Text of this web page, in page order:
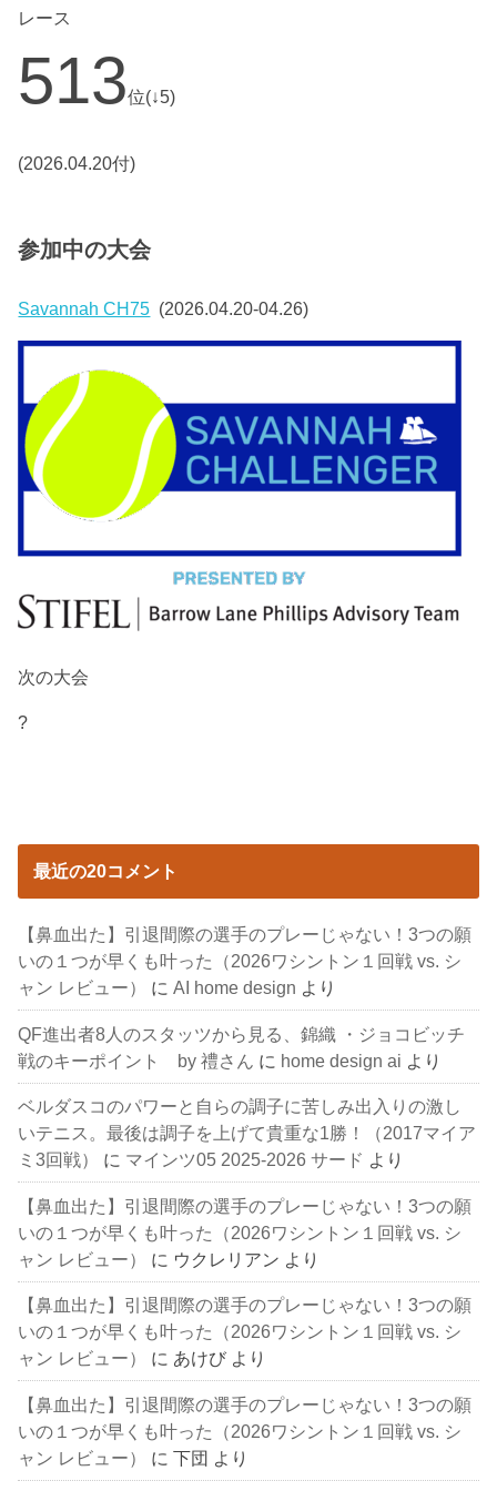
レース
513位(↓5)
(2026.04.20付)
参加中の大会
Savannah CH75 (2026.04.20-04.26)
次の大会
?
最近の20コメント
【鼻血出た】引退間際の選手のプレーじゃない！3つの願
いの１つが早くも叶った（2026ワシントン１回戦 vs. シ
ャン レビュー）
にAI home design より
QF進出者8人のスタッツから見る、錦織 ・ジョコビッチ
戦のキーポイント by 禮さん に home design ai より
ベルダスコのパワーと自らの調子に苦しみ出入りの激し
いテニス。最後は調子を上げて貴重な1勝！（2017マイア
ミ3回戦）
に マインツ05 2025-2026 サード より
【鼻血出た】引退間際の選手のプレーじゃない！3つの願
いの１つが早くも叶った（2026ワシントン１回戦 vs. シ
ャン レビュー）
に ウクレリアン より
【鼻血出た】引退間際の選手のプレーじゃない！3つの願
いの１つが早くも叶った（2026ワシントン１回戦 vs. シ
ャン レビュー）
に あけび より
【鼻血出た】引退間際の選手のプレーじゃない！3つの願
いの１つが早くも叶った（2026ワシントン１回戦 vs. シ
ャン レビュー）
に下団 より